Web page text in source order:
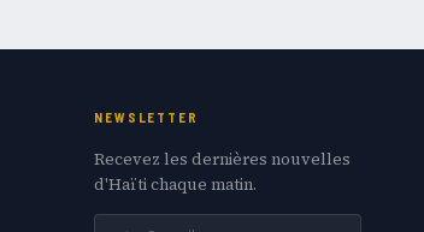
NEWSLETTER
Recevez les dernières nouvelles
d'Haïti chaque matin.